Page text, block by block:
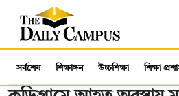
সর্বশেষ শিক্ষাঙ্গন উচ্চশিক্ষা শিক্ষা